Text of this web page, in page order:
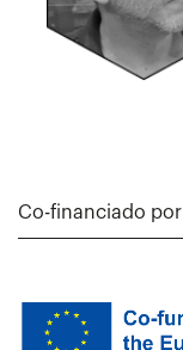
Co-financiado por